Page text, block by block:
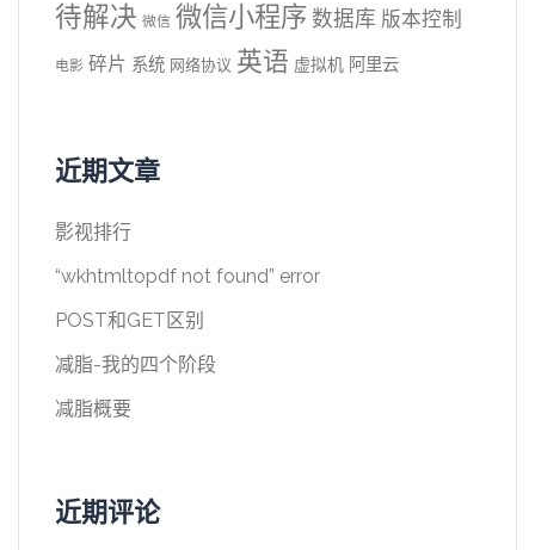
待解决 微信 微信小程序 数据库 版本控制
电影 碎片 系统 网络协议 英语 虚拟机 阿里云
近期文章
影视排行
“wkhtmltopdf not found” error
POST和GET区别
减脂-我的四个阶段
减脂概要
近期评论